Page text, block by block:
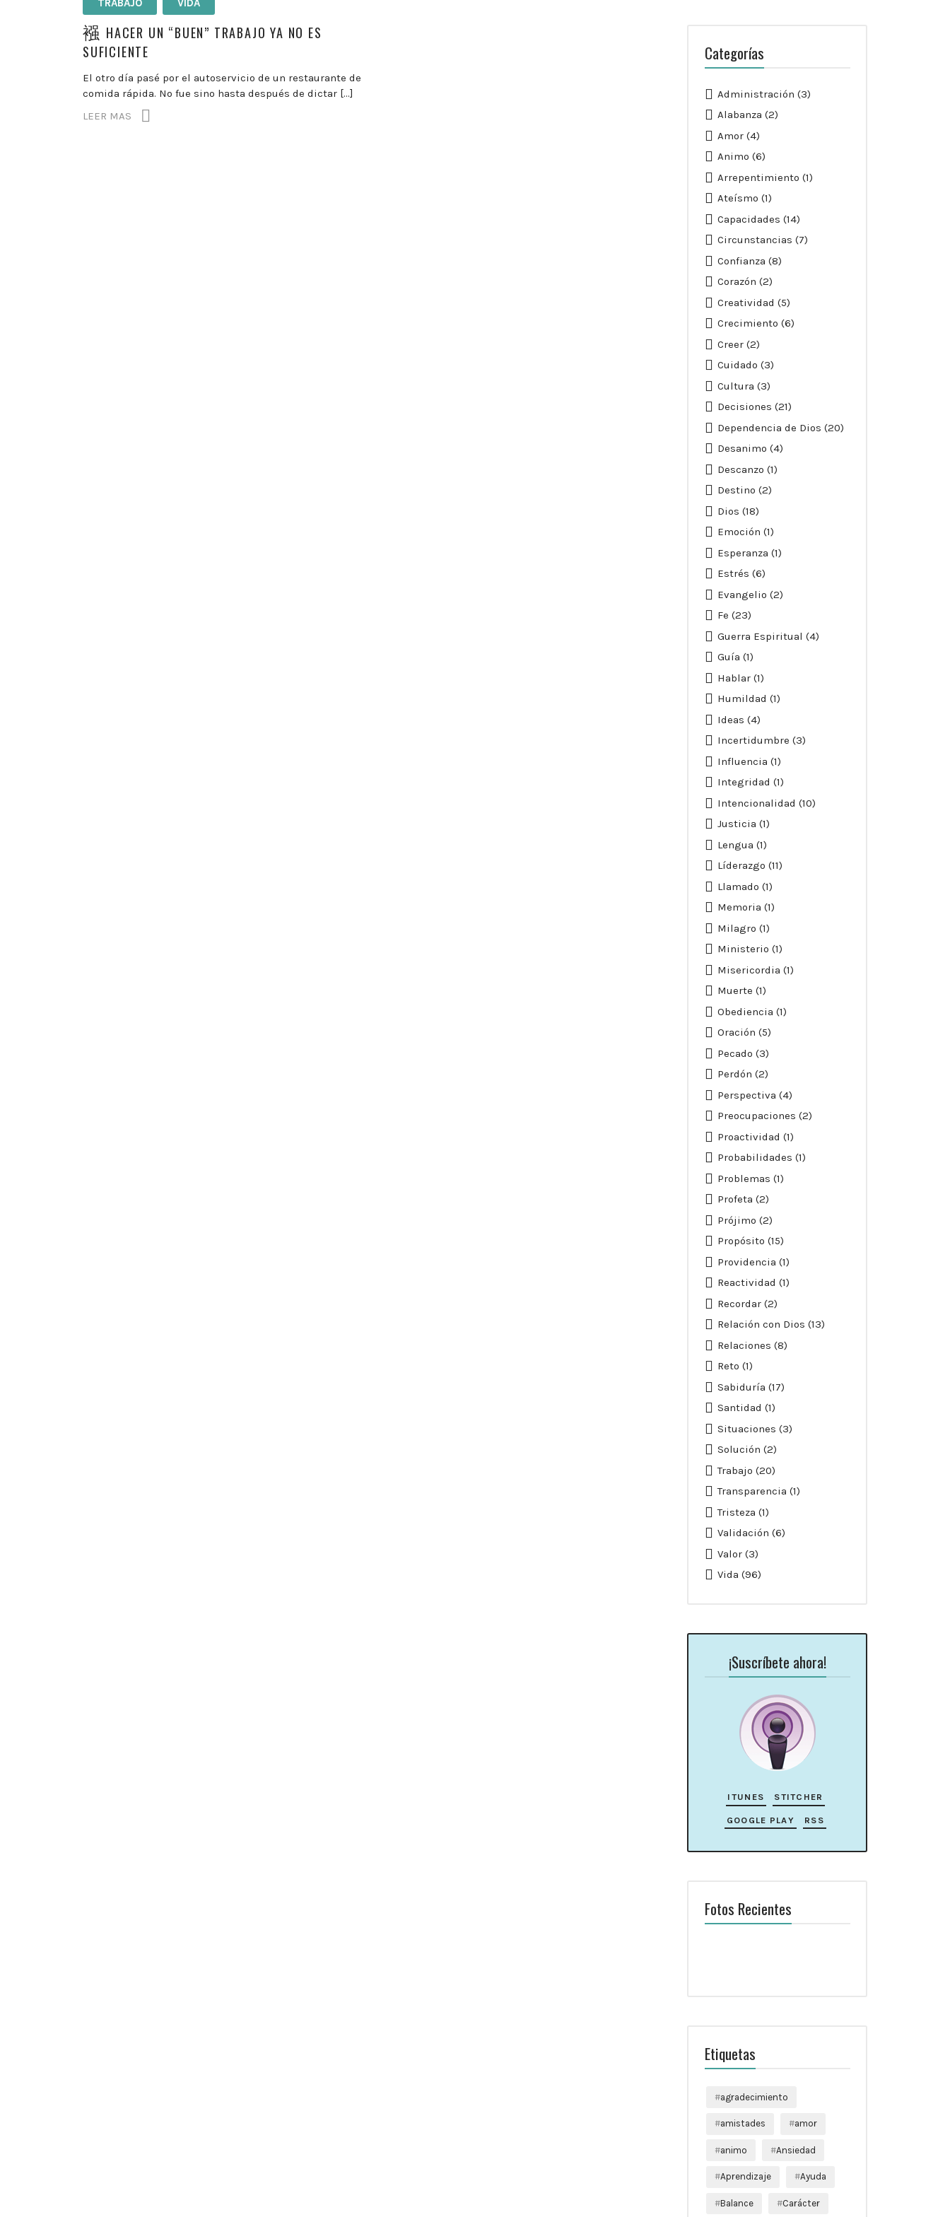
TRABAJO VIDA
HACER UN “BUEN” TRABAJO YA NO ES
SUFICIENTE
El otro día pasé por el autoservicio de un restaurante de
comida rápida. No fue sino hasta después de dictar […]
LEER MAS
Categorías
Administración (3)
Alabanza (2)
Amor(4)
Animo (6)
Arrepentimiento (1)
Ateísmo (1)
Capacidades (14)
Circunstancias (7)
Confianza (8)
Corazón (2)
Creatividad (5)
Crecimiento (6)
Creer(2)
Cuidado (3)
Cultura (3)
Decisiones (21)
Dependencia de Dios (20)
Desanimo (4)
Descanzo (1)
Destino (2)
Dios (18)
Emoción (1)
Esperanza (1)
Estrés (6)
Evangelio (2)
Fe (23)
Guerra Espiritual (4)
Guía (1)
Hablar(1)
Humildad (1)
Ideas (4)
Incertidumbre (3)
Influencia (1)
Integridad (1)
Intencionalidad (10)
Justicia (1)
Lengua (1)
Líderazgo (11)
Llamado (1)
Memoria (1)
Milagro (1)
Ministerio (1)
Misericordia (1)
Muerte (1)
Obediencia (1)
Oración (5)
Pecado (3)
Perdón (2)
Perspectiva (4)
Preocupaciones (2)
Proactividad (1)
Probabilidades (1)
Problemas (1)
Profeta (2)
Prójimo (2)
Propósito (15)
Providencia (1)
Reactividad (1)
Recordar(2)
Relación con Dios (13)
Relaciones (8)
Reto (1)
Sabiduría (17)
Santidad (1)
Situaciones (3)
Solución (2)
Trabajo (20)
Transparencia (1)
Tristeza (1)
Validación (6)
Valor(3)
Vida (96)
¡Suscríbete ahora!
ITUNES STITCHER
GOOGLE PLAY RSS
Fotos Recientes
Etiquetas
agradecimiento
amistades amor
animo Ansiedad
Aprendizaje Ayuda
Balance Carácter